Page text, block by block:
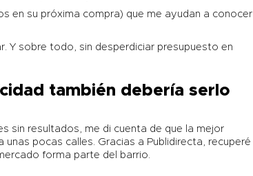
en su próxima compra) que me ayudan a conocer
Y sobre todo, sin desperdiciar presupuesto en
también debería serlo
sin resultados, me di cuenta de que la mejor
pocas calles. Gracias a Publidirecta , recuperé
forma parte del barrio.